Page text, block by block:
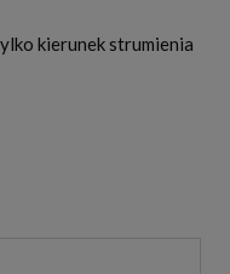
kierunek strumienia